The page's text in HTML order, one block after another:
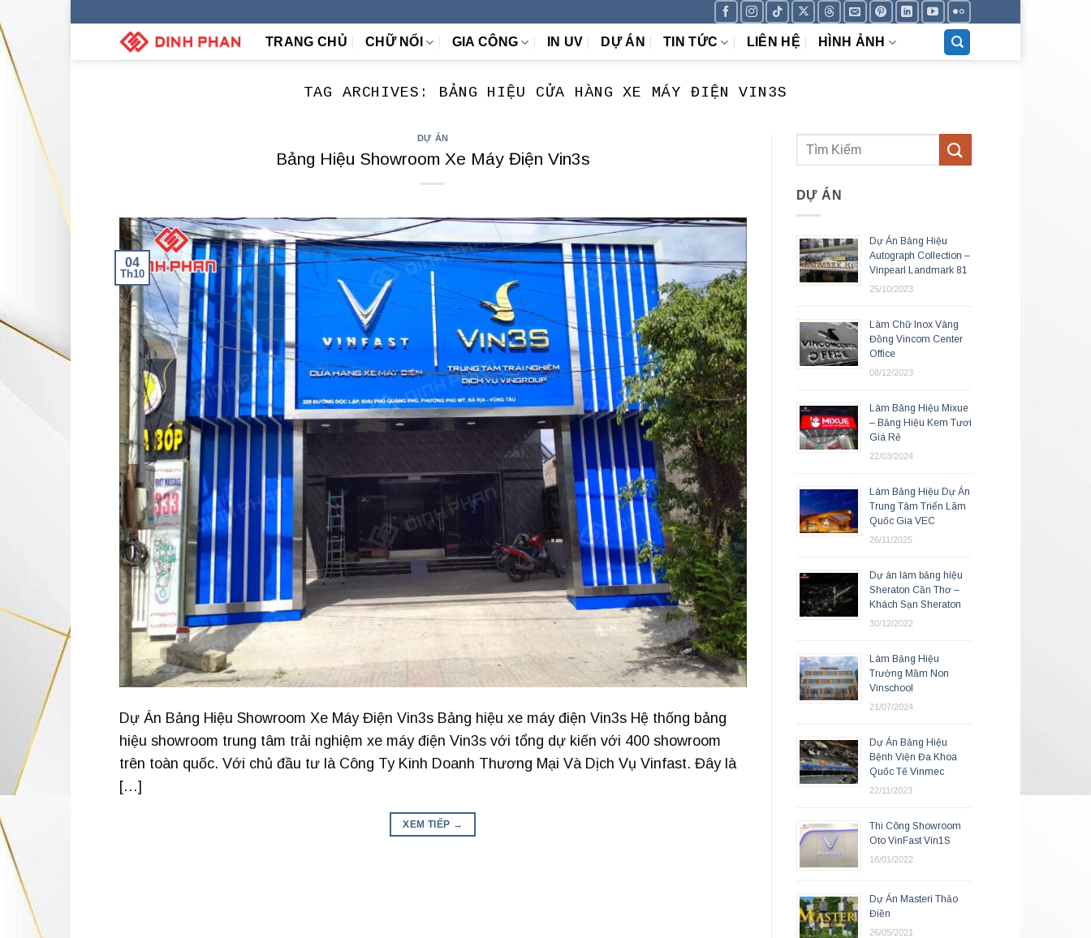
TRANG CHỦ CHỮ NỔI GIA CÔNG IN UV DỰ ÁN TIN TỨC LIÊN HỆ HÌNH ẢNH
TAG ARCHIVES: BẢNG HIỆU CỬA HÀNG XE MÁY ĐIỆN VIN3S
DỰ ÁN
Bảng Hiệu Showroom Xe Máy Điện Vin3s
04
Th10
Dự Án Bảng Hiệu Showroom Xe Máy Điện Vin3s Bảng hiệu xe máy điện Vin3s Hệ thống bảng
hiệu showroom trung tâm trải nghiệm xe máy điện Vin3s với tổng dự kiến với 400 showroom
trên toàn quốc. Với chủ đầu tư là Công Ty Kinh Doanh Thương Mại Và Dịch Vụ Vinfast. Đây là
[…]
XEM TIẾP →
DỰ ÁN
Dự Án Bảng Hiệu
Autograph Collection –
Vinpearl Landmark 81
25/10/2023
Làm Chữ Inox Vàng
Đồng Vincom Center
Office
08/12/2023
Làm Bảng Hiệu Mixue
– Bảng Hiệu Kem Tươi
Giá Rẻ
22/03/2024
Làm Bảng Hiệu Dự Án
Trung Tâm Triển Lãm
Quốc Gia VEC
26/11/2025
Dự án làm bảng hiệu
Sheraton Cần Thơ –
Khách Sạn Sheraton
30/12/2022
Làm Bảng Hiệu
Trường Mầm Non
Vinschool
21/07/2024
Dự Án Bảng Hiệu
Bệnh Viện Đa Khoa
Quốc Tế Vinmec
22/11/2023
Thi Công Showroom
Oto VinFast Vin1S
16/01/2022
Dự Án Masteri Thảo
Điền
26/05/2021